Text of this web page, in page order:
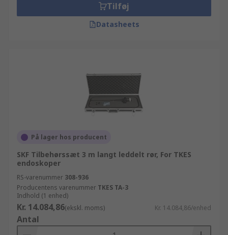
Tilføj
Datasheets
På lager hos producent
SKF Tilbehørssæt 3 m langt leddelt rør, For TKES
endoskoper
RS-varenummer 308-936
Producentens varenummer TKES TA-3
Indhold (1 enhed)
Kr. 14.084,86(ekskl. moms) Kr. 14.084,86/enhed
Antal